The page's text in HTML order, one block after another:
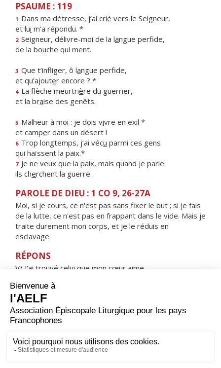
PSAUME : 119
1 Dans ma détresse, j’ai crié vers le Seigneur,
et lui m’a répondu. *
2 Seigneur, délivre-moi de la langue perfide,
de la bouche qui ment.
3 Que t’infliger, ô langue perfide,
et qu’ajouter encore ? *
4 La flèche meurtrière du guerrier,
et la braise des genêts.
5 Malheur à moi : je dois vivre en exil *
et camper dans un désert !
6 Trop longtemps, j’ai vécu parmi ces gens
qui haïssent la paix.*
7 Je ne veux que la paix, mais quand je parle
ils cherchent la guerre.
PAROLE DE DIEU : 1 CO 9, 26-27A
Moi, si je cours, ce n'est pas sans fixer le but ; si je fais
de la lutte, ce n'est pas en frappant dans le vide. Mais je
traite durement mon corps, et je le réduis en
esclavage.
RÉPONS
V/ J'ai trouvé celui que mon cœur aime,
ORAISON
Seigneur notre Dieu, c'est à Marie Madeleine que ton
Fils bien-aimé a confié la première annonce de la joie
grâce d'annoncer le Christ ressuscité et de le
contempler un jour dans ta gloire. Lui qui règne.